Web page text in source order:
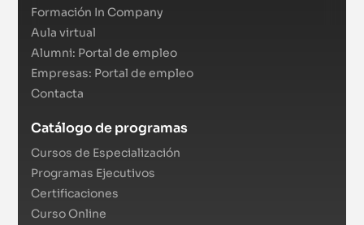
Formación In Company
Aula virtual
Alumni: Portal de empleo
Empresas: Portal de empleo
Contacta
Catálogo de programas
Cursos de Especialización
Programas Ejecutivos
Certificaciones
Curso Online